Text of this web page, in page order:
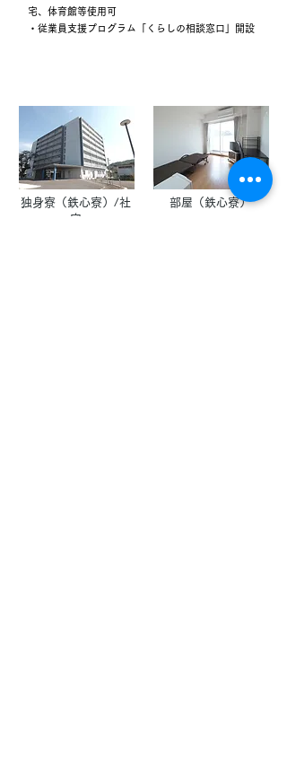
宅、体育館等使用可
​・従業員支援プログラム「くらしの相談窓口」開設
独身寮（鉄心寮）/社
宅
部屋（鉄心寮）